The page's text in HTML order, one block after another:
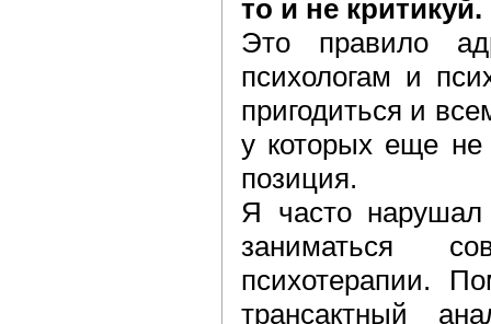
то и не критикуй.
Это правило
психологам и
пригодиться и
у которых еще не
позиция.
Я часто нарушал
заниматься
психотерапии.
трансактный